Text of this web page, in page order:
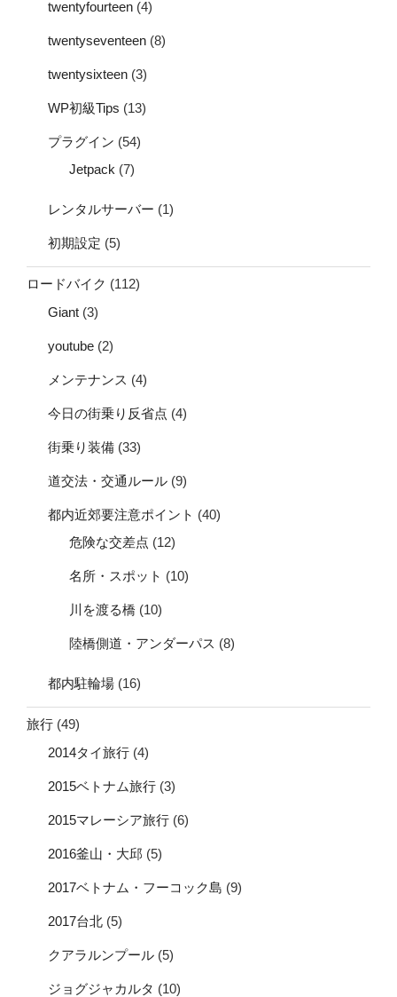
twentyfourteen (4)
twentyseventeen (8)
twentysixteen (3)
WP初級Tips (13)
プラグイン (54)
Jetpack (7)
レンタルサーバー (1)
初期設定 (5)
ロードバイク (112)
Giant (3)
youtube (2)
メンテナンス (4)
今日の街乗り反省点 (4)
街乗り装備 (33)
道交法・交通ルール (9)
都内近郊要注意ポイント (40)
危険な交差点 (12)
名所・スポット (10)
川を渡る橋 (10)
陸橋側道・アンダーパス (8)
都内駐輪場 (16)
旅行 (49)
2014タイ旅行 (4)
2015ベトナム旅行 (3)
2015マレーシア旅行 (6)
2016釜山・大邱 (5)
2017ベトナム・フーコック島 (9)
2017台北 (5)
クアラルンプール (5)
ジョグジャカルタ (10)